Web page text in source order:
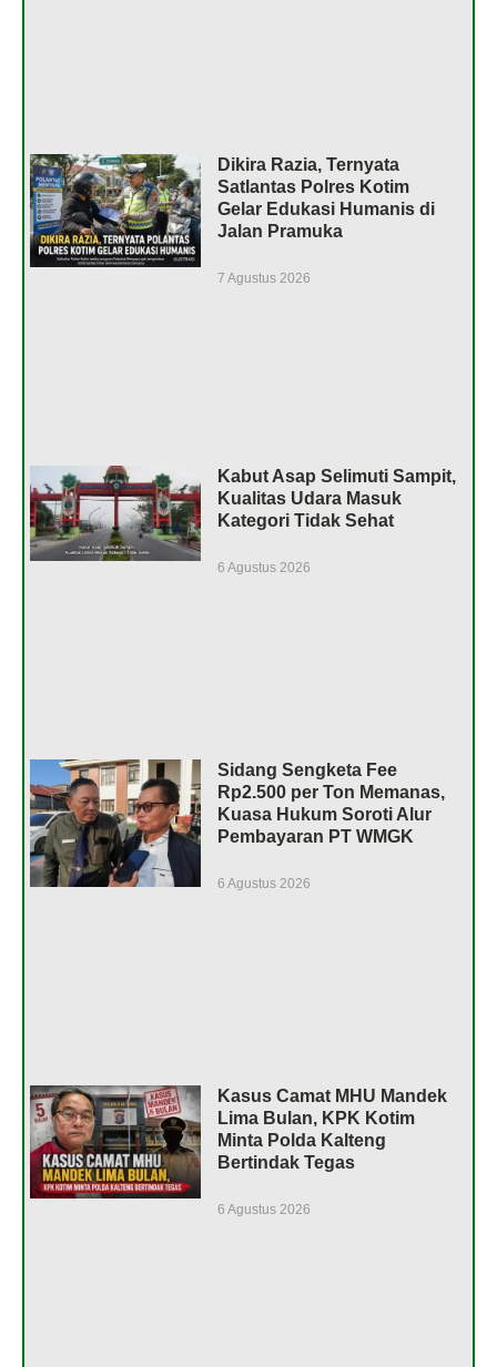
Dikira Razia, Ternyata
Satlantas Polres Kotim
Gelar Edukasi Humanis di
Jalan Pramuka
7 Agustus 2026
Kabut Asap Selimuti Sampit,
Kualitas Udara Masuk
Kategori Tidak Sehat
6 Agustus 2026
Sidang Sengketa Fee
Rp2.500 per Ton Memanas,
Kuasa Hukum Soroti Alur
Pembayaran PT WMGK
6 Agustus 2026
Kasus Camat MHU Mandek
Lima Bulan, KPK Kotim
Minta Polda Kalteng
Bertindak Tegas
6 Agustus 2026